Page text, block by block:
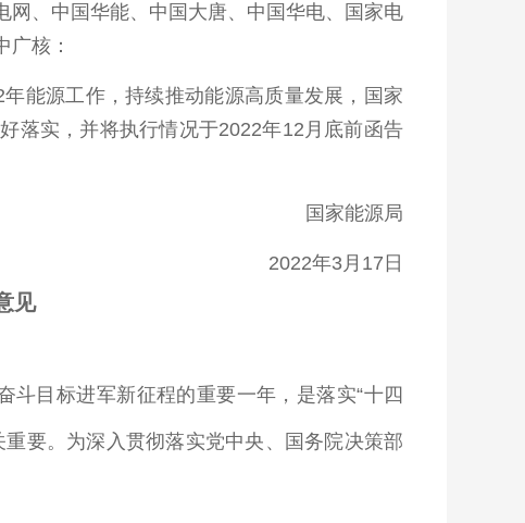
网、中国华能、中国大唐、中国华电、国家电
核：
能源工作，持续推动能源高质量发展，国家
落实，并将执行情况于2022年12月底前函告
国家能源局
2022年3月17日
见
斗目标进军新征程的重要一年，是落实“十四
要。为深入贯彻落实党中央、国务院决策部